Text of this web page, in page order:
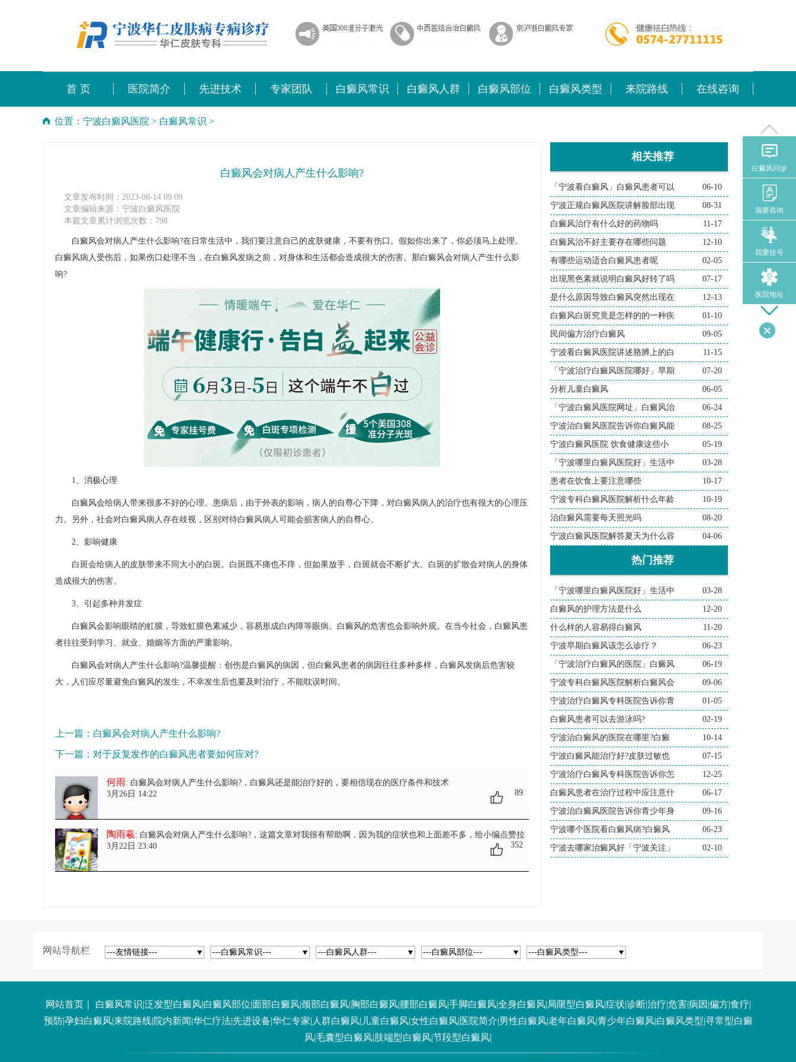
首 页 医院简介 先进技术 专家团队 白癜风常识 白癜风人群 白癜风部位 白癜风类型 来院路线 在线咨询
位置： 宁波白癜风医院 > 白癜风常识 >
白癜风会对病人产生什么影响?
文章发布时间：2023-08-14 09:09
文章编辑来源：宁波白癜风医院
本篇文章累计浏览次数：798
白癜风会对病人产生什么影响?在日常生活中，我们要注意自己的皮肤健康，不要有伤口。假如你出来了，你必须马上处理。
白癜风病人受伤后，如果伤口处理不当，在白癜风发病之前，对身体和生活都会造成很大的伤害。那白癜风会对病人产生什么影
响?
1、消极心理
白癜风会给病人带来很多不好的心理。患病后，由于外表的影响，病人的自尊心下降，对白癜风病人的治疗也有很大的心理压
力。另外，社会对白癜风病人存在歧视，区别对待白癜风病人可能会损害病人的自尊心。
2、影响健康
白斑会给病人的皮肤带来不同大小的白斑。白斑既不痛也不痒，但如果放手，白斑就会不断扩大。白斑的扩散会对病人的身体
造成很大的伤害。
3、引起多种并发症
白癜风会影响眼睛的虹膜，导致虹膜色素减少，容易形成白内障等眼病。白癜风的危害也会影响外观。在当今社会，白癜风患
者往往受到学习、就业、婚姻等方面的严重影响。
白癜风会对病人产生什么影响?温馨提醒：创伤是白癜风的病因，但白癜风患者的病因往往多种多样，白癜风发病后危害较
大，人们应尽量避免白癜风的发生，不幸发生后也要及时治疗，不能耽误时间。
上一篇： 白癜风会对病人产生什么影响?
下一篇： 对于反复发作的白癜风患者要如何应对?
何雨: 白癜风会对病人产生什么影响? ，白癜风还是能治疗好的，要相信现在的医疗条件和技术
3月26日 14:22
89
陶雨羲: 白癜风会对病人产生什么影响? ，这篇文章对我很有帮助啊，因为我的症状也和上面差不多，给小编点赞拉
3月22日 23:40
352
相关推荐
「宁波看白癜风」白癜风患者可以 06-10
宁波正规白癜风医院讲解脸部出现 08-31
白癜风治疗有什么好的药物吗 11-17
白癜风治不好主要存在哪些问题 12-10
有哪些运动适合白癜风患者呢 02-05
出现黑色素就说明白癜风好转了吗 07-17
是什么原因导致白癜风突然出现在 12-13
白癜风白斑究竟是怎样的的一种疾 01-10
民间偏方治疗白癜风 09-05
宁波看白癜风医院讲述胳膊上的白 11-15
「宁波治疗白癜风医院哪好」早期 07-20
分析儿童白癜风 06-05
「宁波白癜风医院网址」白癜风治 06-24
宁波治白癜风医院告诉你白癜风能 08-25
宁波白癜风医院 饮食健康这些小 05-19
「宁波哪里白癜风医院好」生活中 03-28
患者在饮食上要注意哪些 10-17
宁波专科白癜风医院解析什么年龄 10-19
治白癜风需要每天照光吗 08-20
宁波白癜风医院解答夏天为什么容 04-06
热门推荐
「宁波哪里白癜风医院好」生活中 03-28
白癜风的护理方法是什么 12-20
什么样的人容易得白癜风 11-20
宁波早期白癜风该怎么诊疗？ 06-23
「宁波治疗白癜风的医院」白癜风 06-19
宁波专科白癜风医院解析白癜风会 09-06
宁波治疗白癜风专科医院告诉你青 01-05
白癜风患者可以去游泳吗? 02-19
宁波治白癜风的医院在哪里?白癜 10-14
宁波白癜风能治疗好?皮肤过敏也 07-15
宁波治疗白癜风专科医院告诉你怎 12-25
白癜风患者在治疗过程中应注意什 06-17
宁波治白癜风医院告诉你青少年身 09-16
宁波哪个医院看白癜风病?白癜风 06-23
宁波去哪家治癜风好「宁波关注」 02-10
网站导航栏 ---友情链接--- ---白癜风常识--- ---白癜风人群--- ---白癜风部位--- ---白癜风类型---
网站首页｜ 白癜风常识|泛发型白癜风|白癜风部位|面部白癜风|颈部白癜风|胸部白癜风|腰部白癜风|手脚白癜风|全身白癜风|局限型白癜风|症状|诊断|治疗|危害|病因 |偏方|食疗|
预防|孕妇白癜风|来院路线|院内新闻|华仁疗法|先进设备|华仁专家| 人群白癜风| 儿童白癜风|女性白癜风|医院简介|男性白癜风|老年白癜风|青少年白癜风|白癜风类型|寻常型白癜
风|毛囊型白癜风|肢端型白癜风|节段型白癜风|
白癜风问诊
我要咨询
我要挂号
医院地址
导医问诊